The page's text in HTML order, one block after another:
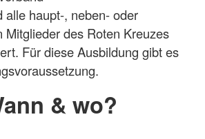
alle haupt-, neben- oder
Mitglieder des Roten Kreuzes
Für diese Ausbildung gibt es
& wo?